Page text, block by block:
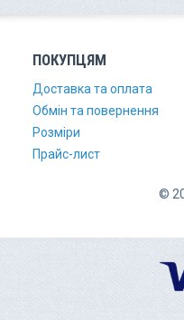
ПОКУПЦЯМ
Доставка та оплата
Обмін та повернення
Розміри
Прайс-лист
©